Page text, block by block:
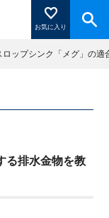
お気に入り
押すと登録した
ロップシンク「メグ」の
る排水金物を教